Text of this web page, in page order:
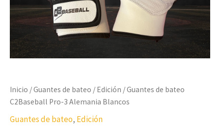
Inicio /Guantes de bateo / Edición / Guantes de bateo
C2Baseball Pro-3 Alemania Blancos
Guantes de bateo, Edición